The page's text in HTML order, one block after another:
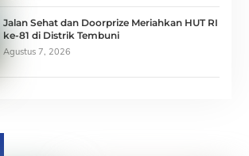
Jalan Sehat dan Doorprize Meriahkan HUT RI
ke-81 di Distrik Tembuni
Agustus 7, 2026